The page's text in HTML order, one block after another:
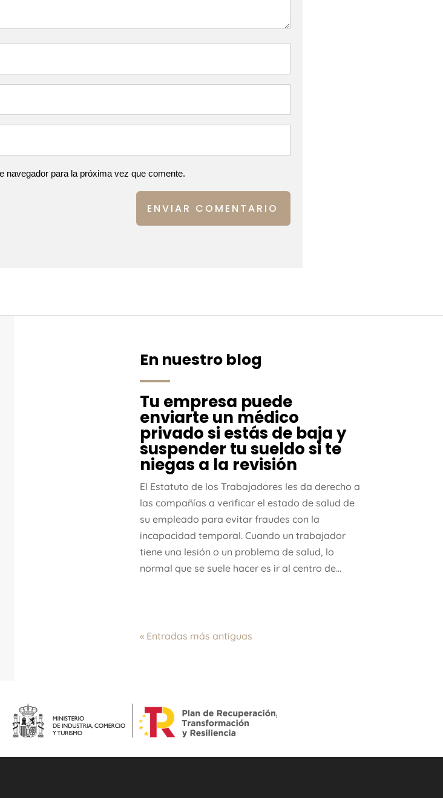
navegador para la próxima vez que comente.
ENVIAR COMENTARIO
En nuestro blog
Tu empresa puede
enviarte un médico
privado si estás de baja y
suspender tu sueldo si te
niegas a la revisión
El Estatuto de los Trabajadores les da derecho a
las compañías a verificar el estado de salud de
su empleado para evitar fraudes con la
incapacidad temporal. Cuando un trabajador
tiene una lesión o un problema de salud, lo
normal que se suele hacer es ir al centro de...
« Entradas más antiguas